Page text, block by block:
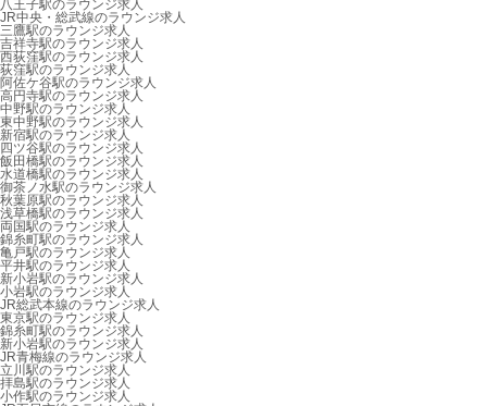
八王子駅のラウンジ求人
JR中央・総武線のラウンジ求人
三鷹駅のラウンジ求人
吉祥寺駅のラウンジ求人
西荻窪駅のラウンジ求人
荻窪駅のラウンジ求人
阿佐ケ谷駅のラウンジ求人
高円寺駅のラウンジ求人
中野駅のラウンジ求人
東中野駅のラウンジ求人
新宿駅のラウンジ求人
四ツ谷駅のラウンジ求人
飯田橋駅のラウンジ求人
水道橋駅のラウンジ求人
御茶ノ水駅のラウンジ求人
秋葉原駅のラウンジ求人
浅草橋駅のラウンジ求人
両国駅のラウンジ求人
錦糸町駅のラウンジ求人
亀戸駅のラウンジ求人
平井駅のラウンジ求人
新小岩駅のラウンジ求人
小岩駅のラウンジ求人
JR総武本線のラウンジ求人
東京駅のラウンジ求人
錦糸町駅のラウンジ求人
新小岩駅のラウンジ求人
JR青梅線のラウンジ求人
立川駅のラウンジ求人
拝島駅のラウンジ求人
小作駅のラウンジ求人